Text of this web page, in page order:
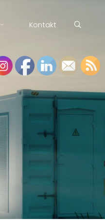
Kontakt